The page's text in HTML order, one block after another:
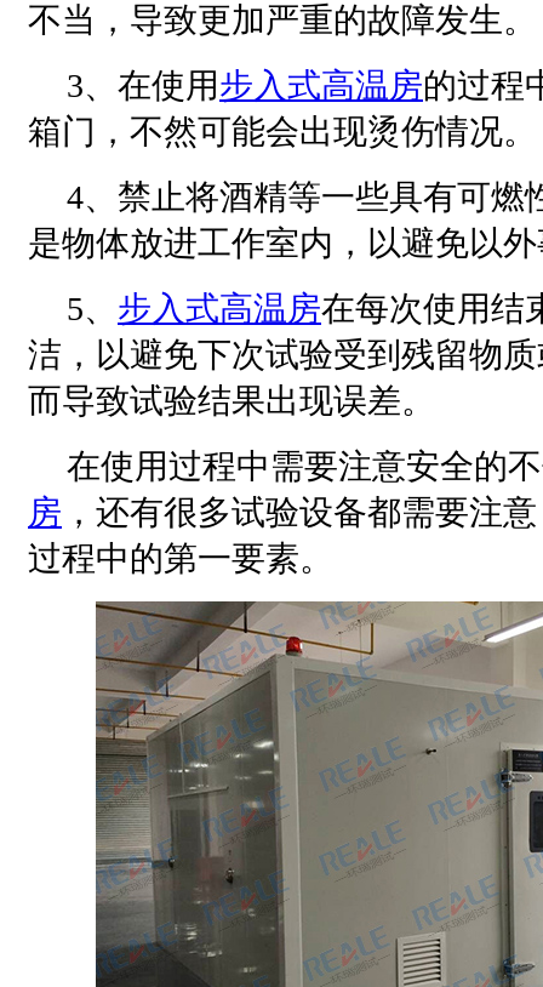
不当，导致更加严重的故障发生。
3、在使用步入式高温房的过程
箱门，不然可能会出现烫伤情况。
4、禁止将酒精等一些具有可燃
是物体放进工作室内，以避免以
5、 步入式高温房在每次使用结
洁，以避免下次试验受到残留物
而导致试验结果出现误差。
在使用过程中需要注意安全的
房 ，还有很多试验设备都需要注
过程中的第一要素。